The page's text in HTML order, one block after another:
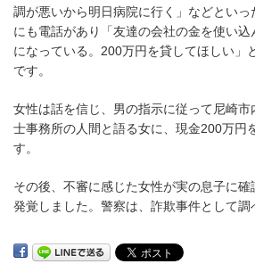
調が悪いから明日病院に行く」などといっ
にも電話があり「友達の会社の金を使い
になっている。200万円を貸してほしい」
です。
女性は話を信じ、男の指示に従って尼崎
士事務所の人間と語る女に、現金200万円
す。
その後、不審に感じた女性が実の息子に
発覚しました。警察は、詐欺事件として調